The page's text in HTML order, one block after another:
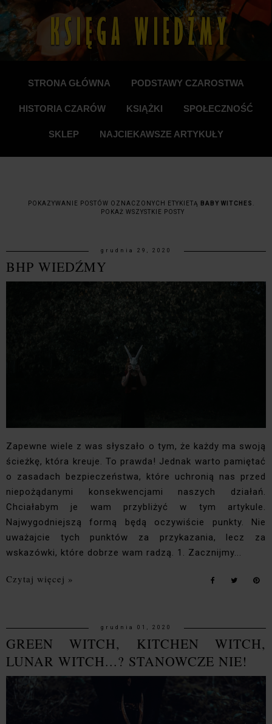
STRONA GŁÓWNA PODSTAWY CZAROSTWA
HISTORIA CZARÓW KSIĄŻKI SPOŁECZNOŚĆ
SKLEP NAJCIEKAWSZE ARTYKUŁY
POKAZYWANIE POSTÓW OZNACZONYCH ETYKIETĄ BABY WITCHES
POKAŻ WSZYSTKIE POSTY
grudnia 29, 2020
BHP WIEDŹMY
Zapewne wiele z was słyszało o tym, że każdy ma swoją
ścieżkę, która kreuje. To prawda! Jednak warto pamiętać
o zasadach bezpieczeństwa, które uchronią nas przed
niepożądanymi konsekwencjami naszych działań.
Chciałabym je wam przybliżyć w tym artykule.
Najwygodniejszą formą będą oczywiście punkty. Nie
uważajcie tych punktów za przykazania, lecz za
wskazówki, które dobrze wam radzą. 1. Zacznijmy...
Czytaj więcej »
grudnia 01, 2020
GREEN WITCH, KITCHEN WITCH,
LUNAR WITCH...? STANOWCZE NIE!